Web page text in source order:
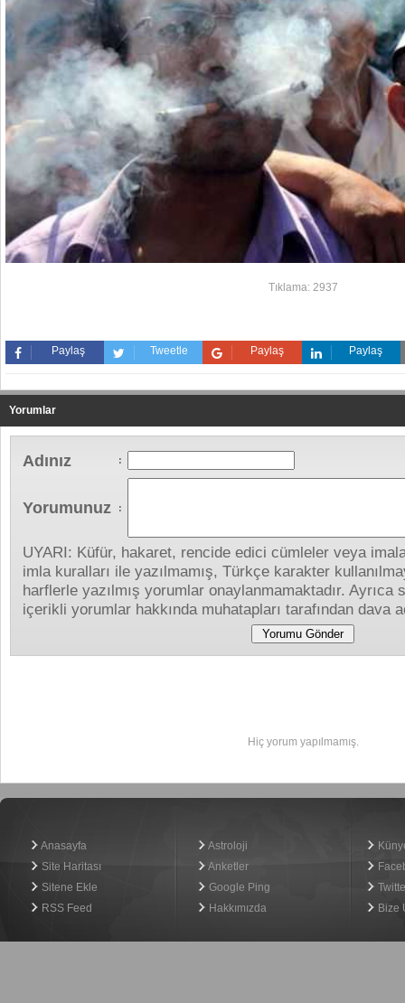
Tıklama: 2937
Paylaş Tweetle Paylaş Paylaş
Yorumlar
Adınız :
Yorumunuz :
UYARI: Küfür, hakaret, rencide edici cümleler veya
imla kuralları ile yazılmamış, Türkçe karakter
harflerle yazılmış yorumlar onaylanmamaktadır.
içerikli yorumlar hakkında muhatapları tarafından dava
Hiç yorum yapılmamış.
Anasayfa
Site Haritası
Sitene Ekle
RSS Feed
Astroloji
Anketler
Google Ping
Hakkımızda
Bize